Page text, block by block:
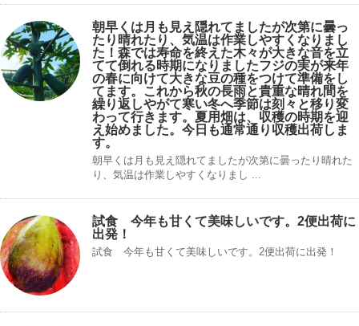
朝早くは月も見え隠れてましたが次第に曇っ
たり晴れたり、気温は作業しやすくなりまし
た！森では寿命を終えた木々が大きな音を立
てて倒れる時期になりましたフジの実が来年
の春に向けて大きな豆の種をつけて準備をし
てます。これから秋の長雨と貴重な晴れ間を
繰り返しやがて寒い冬へ季節は刻々と移り変
わって行きます。夏用畑は、収穫の時期を迎
え始めました。今日も通常通り収穫出荷しま
す。
朝早くは月も見え隠れてましたが次第に曇ったり晴れた
り、気温は作業しやすくなりまし ...
試食 今年も甘くて美味しいです。2便出荷に
出発！
試食 今年も甘くて美味しいです。2便出荷に出発！